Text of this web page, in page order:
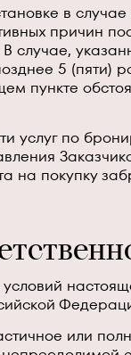
в случае
причин
случае,
5 (пяти)
пункте
услуг по
на покупку
или